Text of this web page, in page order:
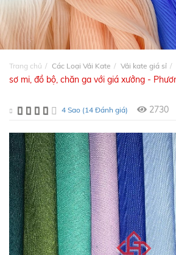
Trang chủ Các Loại Vải Kate Vải kate giá sỉ
sơ mi, đồ bộ, chăn ga với giá xưởng -
4 Sao (14 Đánh giá) 2730